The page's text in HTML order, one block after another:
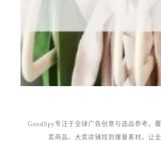
GoodSpy专注于全球广告创意与选品参考。
卖商品、大卖店铺找到爆量素材。让